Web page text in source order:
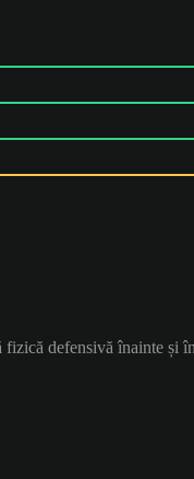
fizică defensivă înainte și